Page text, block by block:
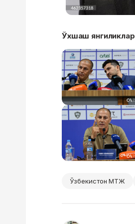
Ўхшаш янгиликлар
Ўзбекистон МТЖ